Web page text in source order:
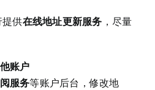
供在线地址更新服务 ，尽量
账户
服务等账户后台，修改地